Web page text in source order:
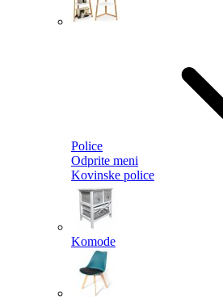
Police
Odprite meni
Kovinske police
Komode